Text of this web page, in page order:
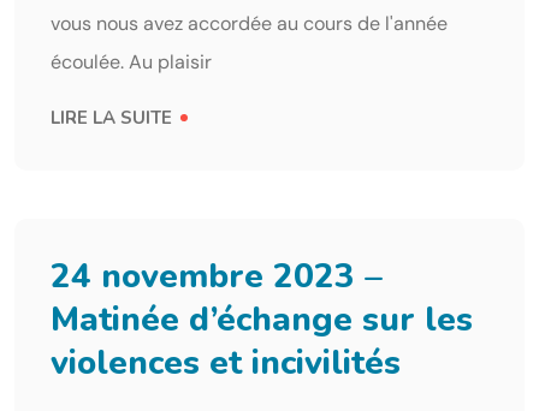
vous nous avez accordée au cours de l'année
écoulée. Au plaisir
LIRE LA SUITE
24 novembre 2023 –
Matinée d’échange sur les
violences et incivilités